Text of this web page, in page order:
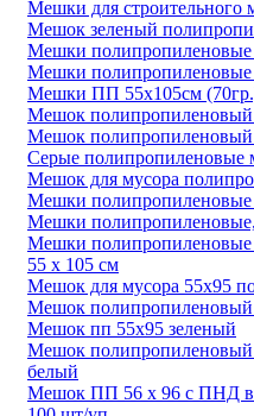
Мешки для строительного
Мешок зеленый
Мешки
Мешки полипропиленовые
Мешки ПП 55х105см
Мешок полипропиленовый
Мешок полипропиленовый
Серые полипропиленовые
Мешок для мусора
Мешки полипропиленовые
Мешки
Мешки
55 х 105 см
Мешок для мусора 55х95
Мешок
Мешок пп 55х95 зеленый
Мешок полипропиленовый
белый
Мешок ПП 56 х 96 с ПНД